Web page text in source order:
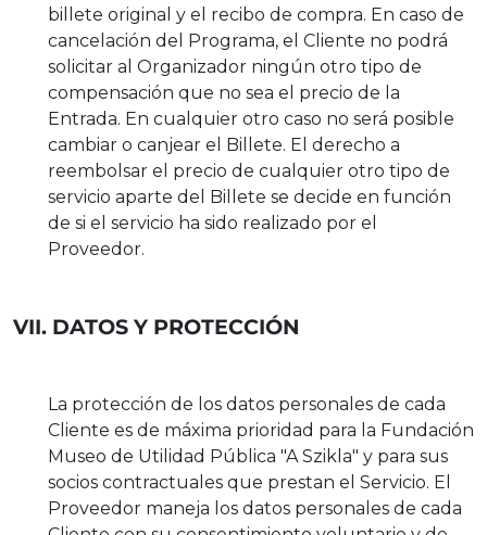
billete original y el recibo de compra. En caso de
cancelación del Programa, el Cliente no podrá
solicitar al Organizador ningún otro tipo de
compensación que no sea el precio de la
Entrada. En cualquier otro caso no será posible
cambiar o canjear el Billete. El derecho a
reembolsar el precio de cualquier otro tipo de
servicio aparte del Billete se decide en función
de si el servicio ha sido realizado por el
Proveedor.
VII. DATOS Y PROTECCIÓN
La protección de los datos personales de cada
Cliente es de máxima prioridad para la Fundación
Museo de Utilidad Pública "A Szikla" y para sus
socios contractuales que prestan el Servicio. El
Proveedor maneja los datos personales de cada